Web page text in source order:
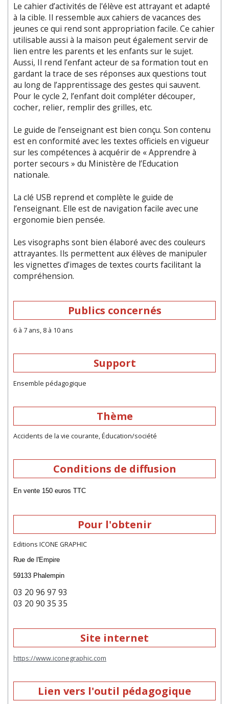
Le cahier d’activités de l'élève est attrayant et adapté
à la cible. Il ressemble aux cahiers de vacances des
jeunes ce qui rend sont appropriation facile. Ce cahier
utilisable aussi à la maison peut également servir de
lien entre les parents et les enfants sur le sujet.
Aussi, Il rend l’enfant acteur de sa formation tout en
gardant la trace de ses réponses aux questions tout
au long de l’apprentissage des gestes qui sauvent.
Pour le cycle 2, l’enfant doit compléter découper,
cocher, relier, remplir des grilles, etc.
Le guide de l’enseignant est bien conçu. Son contenu
est en conformité avec les textes officiels en vigueur
sur les compétences à acquérir de « Apprendre à
porter secours » du Ministère de l’Education
nationale.
La clé USB reprend et complète le guide de
l’enseignant. Elle est de navigation facile avec une
ergonomie bien pensée.
Les visographs sont bien élaboré avec des couleurs
attrayantes. Ils permettent aux élèves de manipuler
les vignettes d’images de textes courts facilitant la
compréhension.
Publics concernés
6 à 7 ans, 8 à 10 ans
Support
Ensemble pédagogique
Thème
Accidents de la vie courante, Éducation/société
Conditions de diffusion
En vente 150 euros TTC
Pour l'obtenir
Editions ICONE GRAPHIC
Rue de l'Empire
59133 Phalempin
03 20 96 97 93
03 20 90 35 35
Site internet
https://www.iconegraphic.com
Lien vers l'outil pédagogique